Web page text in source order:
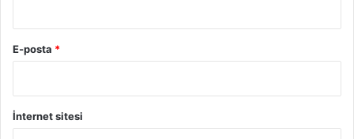
E-posta *
İnternet sitesi